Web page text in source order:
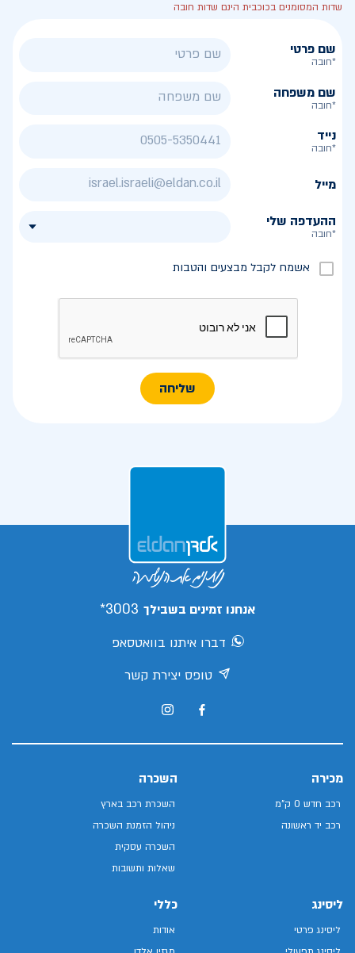
שדות המסומנים בכוכבית הינם שדות חובה
שם פרטי
*חובה
שם משפחה
*חובה
נייד
*חובה
מייל
ההעדפה שלי
*חובה
אשמח לקבל מבצעים והטבות
שליחה
אנחנו זמינים בשבילך 3003*
דברו איתנו בוואטסאפ
טופס יצירת קשר
מכירה
רכב חדש 0 ק"מ
רכב יד ראשונה
השכרה
השכרת רכב בארץ
ניהול הזמנת השכרה
השכרה עסקית
שאלות ותשובות
ליסינג
ליסינג פרטי
כללי
אודות